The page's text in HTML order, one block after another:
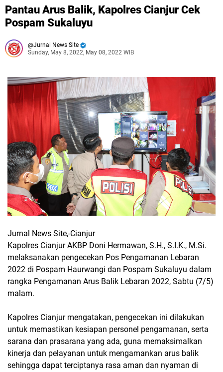
Pantau Arus Balik, Kapolres Cianjur Cek
Pospam Sukaluyu
Jurnal News Site
Sunday, May 8, 2022, May 08, 2022 WIB
Jurnal News Site,-Cianjur
Kapolres Cianjur AKBP Doni Hermawan, S.H., S.I.K., M.Si.
melaksanakan pengecekan Pos Pengamanan Lebaran
2022 di Pospam Haurwangi dan Pospam Sukaluyu dalam
rangka Pengamanan Arus Balik Lebaran 2022, Sabtu (7/5)
malam.
Kapolres Cianjur mengatakan, pengecekan ini dilakukan
untuk memastikan kesiapan personel pengamanan, serta
sarana dan prasarana yang ada, guna memaksimalkan
kinerja dan pelayanan untuk mengamankan arus balik
sehingga dapat terciptanya rasa aman dan nyaman di